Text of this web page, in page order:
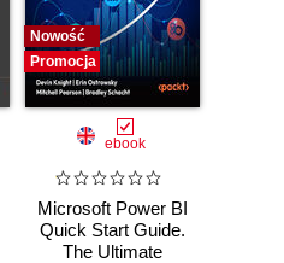
Nowość
Promocja
ebook
Microsoft Power BI
Quick Start Guide.
The Ultimate